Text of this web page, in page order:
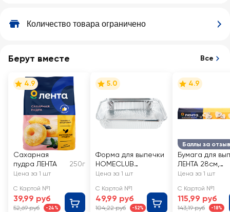
Количество товара ограничено
Берут вместе Все
4.9
Сахарная
пудра ЛЕНТА
250г
Цена за 1 шт
С Картой №1
39,99 руб
52,69 руб -24%
5.0
Форма для выпечки
HOMECLUB
23х17x4,5см,
фольга, Арт. NF-f5
Цена за 1 шт
С Картой №1
49,99 руб
104,22 руб -52%
Баллы за отзыв
4.9
Бумага для
ЛЕНТА 28см,
Цена за 1 шт
С Картой №1
115,99 руб
143,19 руб -18%